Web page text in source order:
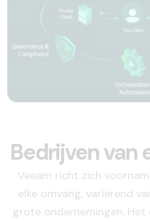
Bedrijven van
Veeam richt zich
elke omvang, variërend
grote ondernemingen. Het